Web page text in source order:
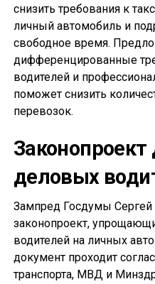
снизить требования к
личный автомобиль и
свободное время.
дифференцированные
водителей и
поможет снизить
перевозок.
деловых
Зампред Госдумы Сергей
законопроект,
водителей на личных
документ проходит
транспорта, МВД и